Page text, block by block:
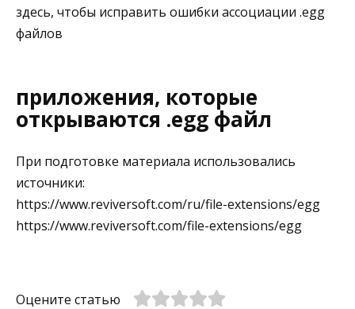
здесь, чтобы исправить ошибки ассоциации .egg
файлов
приложения, которые
открываются .egg файл
При подготовке материала использовались
источники:
https://www.reviversoft.com/ru/file-extensions/egg
https://www.reviversoft.com/file-extensions/egg
Оцените статью